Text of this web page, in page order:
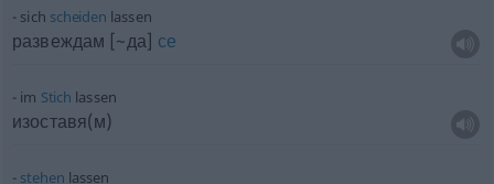
sich scheiden lassen
развеждам [~да] се
im Stich lassen
изоставя(м)
stehen lassen